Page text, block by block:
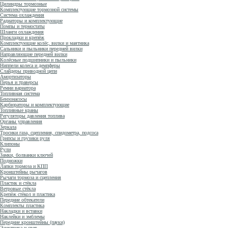
Цилиндры тормозные
Комплектующие тормозной системы
Система охлаждения
Радиаторы и комплектующие
Помпы и термостаты
Шланги охлаждения
Прокладки и крепёж
Комплектующие колёс, вилки и маятника
Сальники и пыльники передней вилки
Направляющие передней вилки
Колёсные подшипники и пыльники
Ниппели колеса и демпферы
Слайдеры приводной цепи
Амортизаторы
Перья и траверсы
Ремни вариатора
Топливная система
Бензонасосы
Карбюраторы и комплектующие
Топливные краны
Регуляторы давления топлива
Органы управления
Зеркала
Тросики газа, сцепления, спидометра, подсоса
Грипсы и грузики руля
Клипоны
Рули
Замки, болванки ключей
Подножки
Лапки тормоза и КПП
Кронштейны рычагов
Рычаги тормоза и сцепления
Пластик и стёкла
Ветровые стёкла
Крепёж стёкол и пластика
Передние обтекатели
Комплекты пластика
Накладки и вставки
Наклейки и эмблемы
Передние кронштейны (пауки)